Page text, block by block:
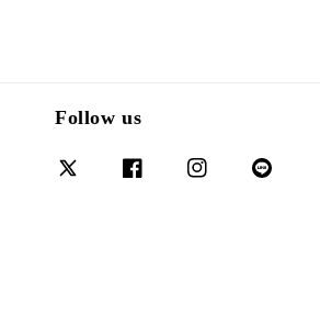
Follow us